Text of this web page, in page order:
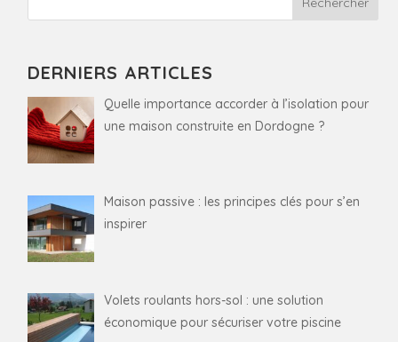
DERNIERS ARTICLES
Quelle importance accorder à l’isolation pour
une maison construite en Dordogne ?
Maison passive : les principes clés pour s’en
inspirer
Volets roulants hors-sol : une solution
économique pour sécuriser votre piscine